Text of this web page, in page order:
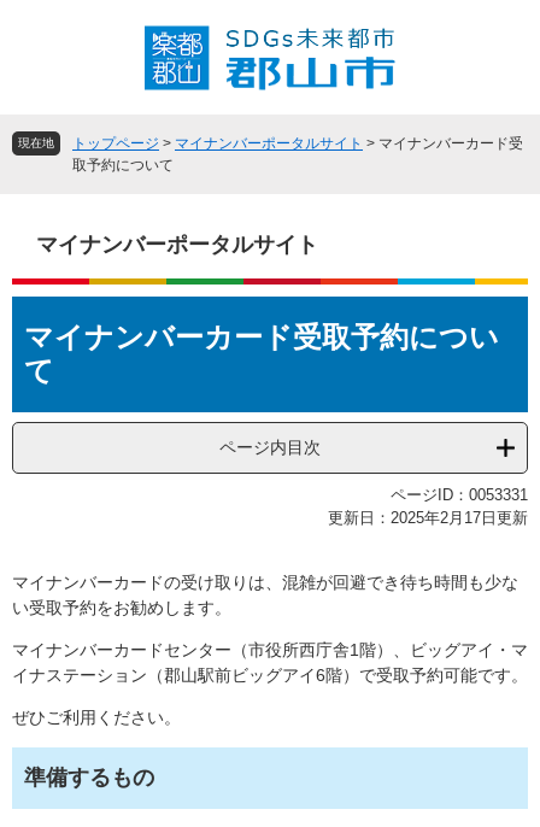
頭
飛
へ
現在地 トップページ > マイナンバーポータルサイト > マイナンバーカード受
取予約について
マイナンバーポータルサイト
文マイナンバーカード受取予約につい
て
ページ内目次
ページID：0053331
更新日：2025年2月17日更新
マイナンバーカードの受け取りは、混雑が回避でき待ち時間も少な
い受取予約をお勧めします。
マイナンバーカードセンター（市役所西庁舎1階）、ビッグアイ・マ
イナステーション（郡山駅前ビッグアイ6階）で受取予約可能です。
ぜひご利用ください。
準備するもの